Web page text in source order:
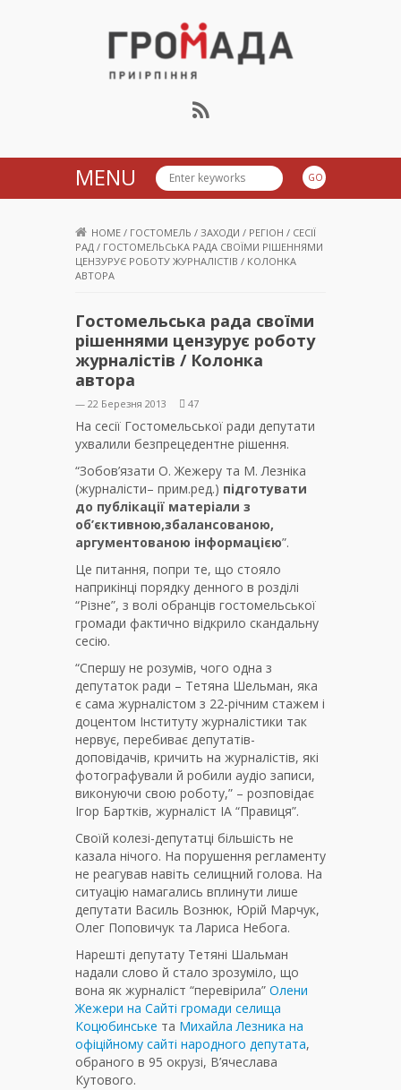
Громада Приірпіння
MENU
HOME / ГОСТОМЕЛЬ / ЗАХОДИ / РЕГІОН / СЕСІЇ
РАД / ГОСТОМЕЛЬСЬКА РАДА СВОЇМИ РІШЕННЯМИ
ЦЕНЗУРУЄ РОБОТУ ЖУРНАЛІСТІВ / КОЛОНКА
АВТОРА
Гостомельська рада своїми
рішеннями цензурує роботу
журналістів / Колонка
автора
— 22 Березня 2013 47
На сесії Гостомельської ради депутати
ухвалили безпрецедентне рішення.
“Зобов’язати О. Жежеру та М. Лезніка
(журналісти– прим.ред.) підготувати
до публікації матеріали з
об’єктивною,збалансованою,
аргументованою інформацією”.
Це питання, попри те, що стояло
наприкінці порядку денного в розділі
“Різне”, з волі обранців гостомельської
громади фактично відкрило скандальну
сесію.
“Спершу не розумів, чого одна з
депутаток ради – Тетяна Шельман, яка
є сама журналістом з 22-річним стажем і
доцентом Інституту журналістики так
нервує, перебиває депутатів-
доповідачів, кричить на журналістів, які
фотографували й робили аудіо записи,
виконуючи свою роботу,” – розповідає
Ігор Бартків, журналіст ІА “Правиця”.
Своїй колезі-депутатці більшість не
казала нічого. На порушення регламенту
не реагував навіть селищний голова. На
ситуацію намагались вплинути лише
депутати Василь Вознюк, Юрій Марчук,
Олег Поповичук та Лариса Небога.
Нарешті депутату Тетяні Шальман
надали слово й стало зрозуміло, що
вона як журналіст “перевірила” Олени
Жежери на Сайті громади селища
Коцюбинське та Михайла Лезника на
офіційному сайті народного депутата,
обраного в 95 окрузі, В’ячеслава
Кутового.